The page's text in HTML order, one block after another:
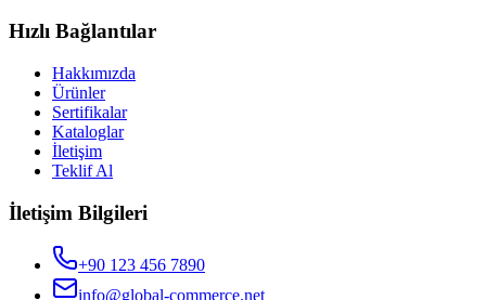
Hızlı Bağlantılar
Hakkımızda
Ürünler
Sertifikalar
Kataloglar
İletişim
Teklif Al
İletişim Bilgileri
+90 123 456 7890
info@global-commerce.net